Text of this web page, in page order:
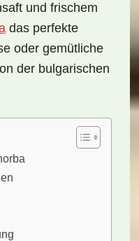
und frischem
das perfekte
oder gemütliche
der bulgarischen